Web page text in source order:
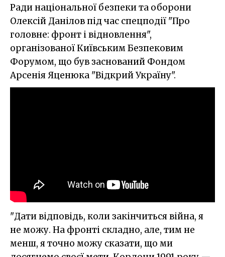
Ради національної безпеки та оборони
Олексій Данілов під час спецподії "Про
головне: фронт і відновлення",
організованої Київським Безпековим
Форумом, що був заснований Фондом
Арсенія Яценюка "Відкрий Україну".
"Дати відповідь, коли закінчиться війна, я
не можу. На фронті складно, але, тим не
менш, я точно можу сказати, що ми